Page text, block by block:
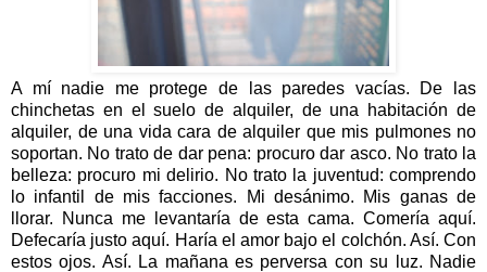
A mí nadie me protege de las paredes vacías. De las
chinchetas en el suelo de alquiler, de una habitación de
alquiler, de una vida cara de alquiler que mis pulmones no
soportan. No trato de dar pena: procuro dar asco. No trato la
belleza: procuro mi delirio. No trato la juventud: comprendo
lo infantil de mis facciones. Mi desánimo. Mis ganas de
llorar. Nunca me levantaría de esta cama. Comería aquí.
Defecaría justo aquí. Haría el amor bajo el colchón. Así. Con
estos ojos. Así. La mañana es perversa con su luz. Nadie